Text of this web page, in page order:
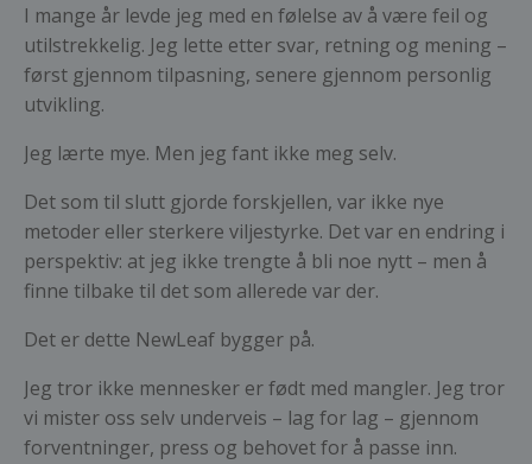
I mange år levde jeg med en følelse av å være feil og
utilstrekkelig. Jeg lette etter svar, retning og mening –
først gjennom tilpasning, senere gjennom personlig
utvikling.
Jeg lærte mye. Men jeg fant ikke meg selv.
Det som til slutt gjorde forskjellen, var ikke nye
metoder eller sterkere viljestyrke. Det var en endring i
perspektiv: at jeg ikke trengte å bli noe nytt – men å
finne tilbake til det som allerede var der.
Det er dette NewLeaf bygger på.
Jeg tror ikke mennesker er født med mangler. Jeg tror
vi mister oss selv underveis – lag for lag – gjennom
forventninger, press og behovet for å passe inn.